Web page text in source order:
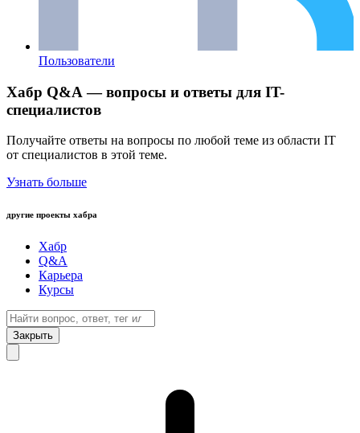
Пользователи
Хабр Q&A — вопросы и ответы для IT-
специалистов
Получайте ответы на вопросы по любой теме из области IT
от специалистов в этой теме.
Узнать больше
другие проекты хабра
Хабр
Q&A
Карьера
Курсы
Закрыть